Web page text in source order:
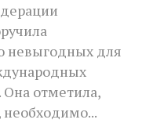
невыгодных для
Она отметила,